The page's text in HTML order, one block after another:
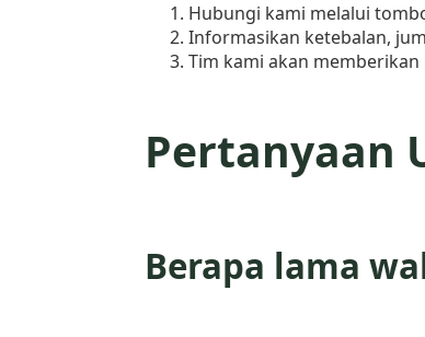
Hubungi kami melalui
Informasikan ketebalan,
Tim kami akan
Pertanyaan
Berapa lama